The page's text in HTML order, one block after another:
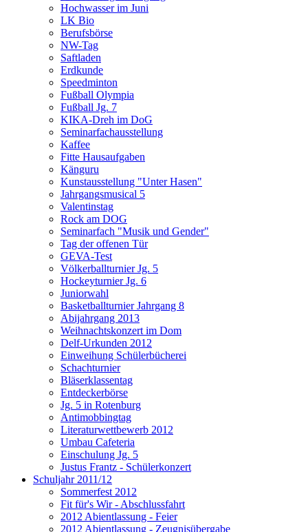
Hochwasser im Juni
LK Bio
Berufsbörse
NW-Tag
Saftladen
Erdkunde
Speedminton
Fußball Olympia
Fußball Jg. 7
KIKA-Dreh im DoG
Seminarfachausstellung
Kaffee
Fitte Hausaufgaben
Känguru
Kunstausstellung "Unter Hasen"
Jahrgangsmusical 5
Valentinstag
Rock am DOG
Seminarfach "Musik und Gender"
Tag der offenen Tür
GEVA-Test
Völkerballturnier Jg. 5
Hockeyturnier Jg. 6
Juniorwahl
Basketballturnier Jahrgang 8
Abijahrgang 2013
Weihnachtskonzert im Dom
Delf-Urkunden 2012
Einweihung Schülerbücherei
Schachturnier
Bläserklassentag
Entdeckerbörse
Jg. 5 in Rotenburg
Antimobbingtag
Literaturwettbewerb 2012
Umbau Cafeteria
Einschulung Jg. 5
Justus Frantz - Schülerkonzert
Schuljahr 2011/12
Sommerfest 2012
Fit für's Wir - Abschlussfahrt
2012 Abientlassung - Feier
2012 Abientlassung - Zeugnisübergabe